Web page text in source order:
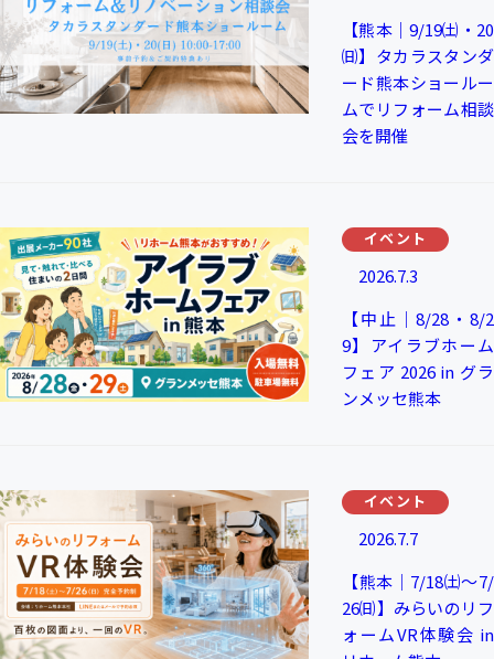
【熊本｜9/19㈯・20
㈰】タカラスタンダ
ード熊本ショールー
ムでリフォーム相談
会を開催
イベント
2026.7.3
【中止｜8/28・8/2
9】アイラブホーム
フェア 2026 in グラ
ンメッセ熊本
イベント
2026.7.7
【熊本｜7/18㈯～7/
26㈰】みらいのリフ
ォームVR体験会 in